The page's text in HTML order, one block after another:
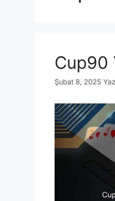
Cup90
Şubat 8, 2025